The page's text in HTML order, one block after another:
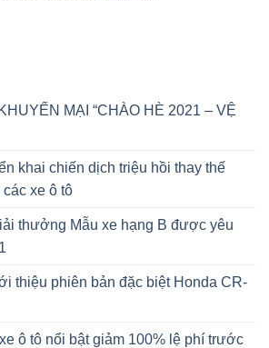
MẠI “CHÀO HÈ 2021 – VỆ
khai chiến dịch triệu hồi thay thế
xe ô tô
thưởng Mẫu xe hạng B được yêu
thiệu phiên bản đặc biệt Honda CR-
ô tô nổi bật giảm 100% lệ phí trước